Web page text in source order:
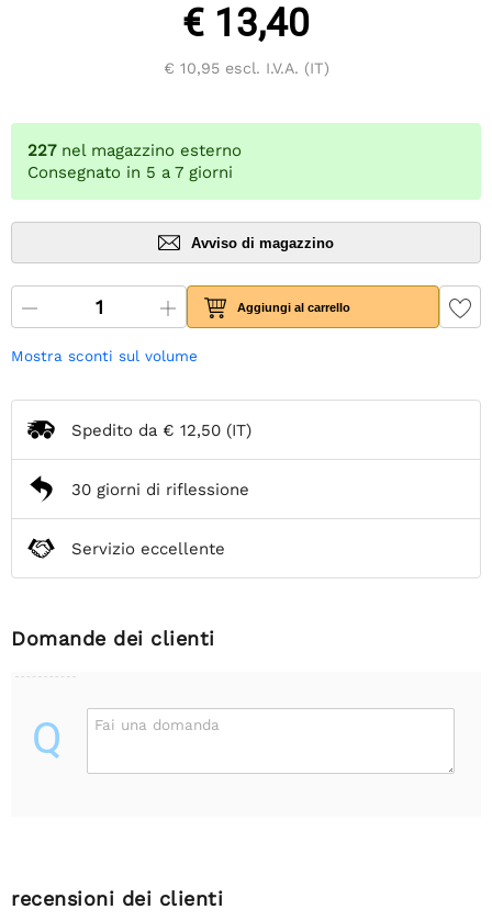
€ 13,40
€ 10,95escl. I.V.A. (IT)
227 nel magazzino esterno
Consegnato in 5 a 7 giorni
Avviso di magazzino
Aggiungi al carrello
Mostra sconti sul volume
Spedito da € 12,50 (IT)
30 giorni di riflessione
Servizio eccellente
Domande dei clienti
Q Fai una domanda
recensioni dei clienti